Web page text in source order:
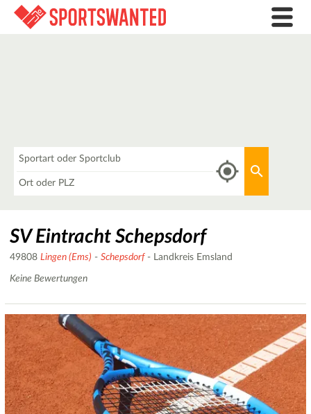
SV Eintracht Schepsdorf
49808 Lingen (Ems) - Schepsdorf- Landkreis Emsland
Keine Bewertungen